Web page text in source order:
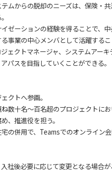
ムからの脱却のニーズは、保険・
ゼーションの経験を得ることで、
事業の中心メンバとして活躍するこ
ェクトマネージャ、システムアー
パスを目指していくことができる。
クトへ参画。
数十名～百名超のプロジェクトに
、推進役を担う。
の併用で、Teamsでのオンライン
社後必要に応じて変更となる場合